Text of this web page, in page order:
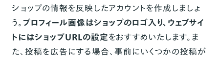
ショップの情報を反映したアカウントを作成しましょ
う。プロフィール画像はショップのロゴ入り、ウェブサイ
トにはショップURLの設定をおすすめいたします。ま
た、投稿を広告にする場合、事前にいくつかの投稿が